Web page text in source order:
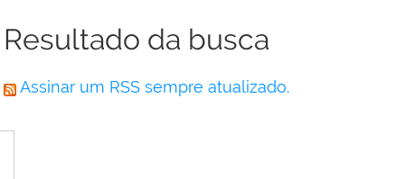
Resultado da busca
Assinar um RSS sempre atualizado.